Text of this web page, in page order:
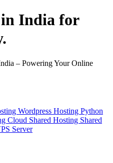
in India for
– Powering Your Online
Wordpress Hosting Python
Cloud Shared Hosting Shared
Server